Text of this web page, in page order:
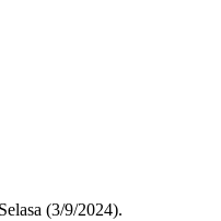
(3/9/2024).